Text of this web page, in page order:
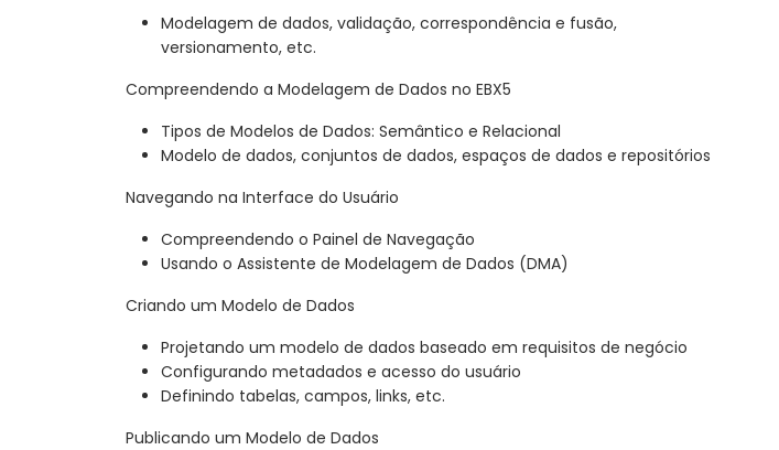
Modelagem de dados, validação, correspondência e fusão,
versionamento, etc.
Compreendendo a Modelagem de Dados no EBX5
Tipos de Modelos de Dados: Semântico e Relacional
Modelo de dados, conjuntos de dados, espaços de dados e repositórios
Navegando na Interface do Usuário
Compreendendo o Painel de Navegação
Usando o Assistente de Modelagem de Dados (DMA)
Criando um Modelo de Dados
Projetando um modelo de dados baseado em requisitos de negócio
Configurando metadados e acesso do usuário
Definindo tabelas, campos, links, etc.
Publicando um Modelo de Dados